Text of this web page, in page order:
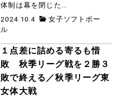
体制は幕を閉じた...
2024.10.4
女子ソフトボー
ル
１点差に詰める寄るも惜
敗 秋季リーグ戦を２勝３
敗で終える／秋季リーグ東
女体大戦